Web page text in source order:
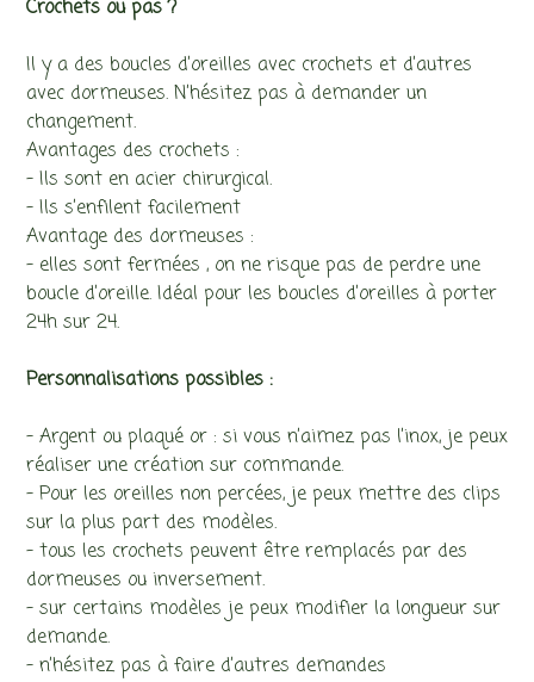
Crochets ou pas ?
Il y a des boucles d’oreilles avec crochets et d’autres
avec dormeuses. N’hésitez pas à demander un
changement.
Avantages des crochets :
– Ils sont en acier chirurgical.
– Ils s’enfilent facilement
Avantage des dormeuses :
– elles sont fermées , on ne risque pas de perdre une
boucle d’oreille. Idéal pour les boucles d’oreilles à porter
24h sur 24.
Personnalisations possibles :
– Argent ou plaqué or : si vous n’aimez pas l’inox, je peux
réaliser une création sur commande.
– Pour les oreilles non percées, je peux mettre des clips
sur la plus part des modèles.
– tous les crochets peuvent être remplacés par des
dormeuses ou inversement.
– sur certains modèles je peux modifier la longueur sur
demande.
– n’hésitez pas à faire d’autres demandes